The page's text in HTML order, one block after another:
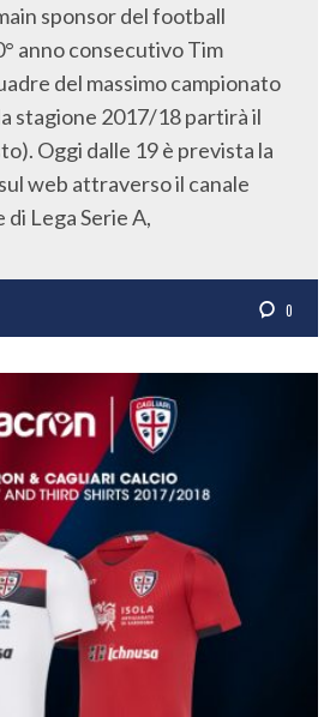
sponsor del football
anno consecutivo Tim
del massimo campionato
stagione 2017/18 partirà il
Oggi dalle 19 è prevista la
web attraverso il canale
Lega Serie A,
0